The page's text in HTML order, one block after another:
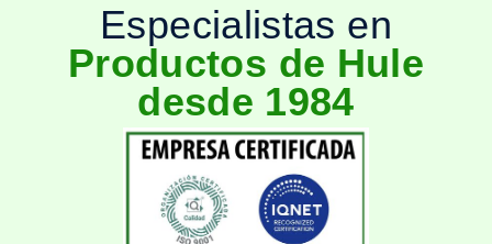
Especialistas en
Productos de Hule
desde 1984